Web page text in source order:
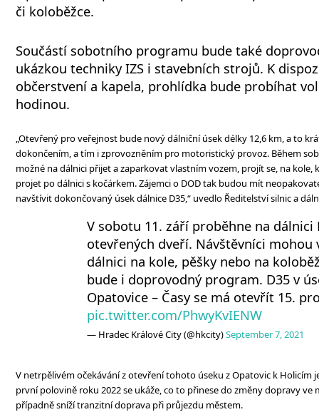
či koloběžce.
Součástí sobotního programu bude také
ukázkou techniky IZS i stavebních strojů. K
občerstvení a kapela, prohlídka bude probíhat
hodinou.
„Otevřený pro veřejnost bude nový dálniční úsek délky 12,6 km, a to
dokončením, a tím i zprovozněním pro motoristický provoz. Během
možné na dálnici přijet a zaparkovat vlastním vozem, projít se, na kole,
projet po dálnici s kočárkem. Zájemci o DOD tak budou mít
navštívit dokončovaný úsek dálnice D35,“ uvedlo Ředitelství silnic a
V sobotu 11. září proběhne na dálnici
otevřených dveří. Návštěvníci mohou
dálnici na kole, pěšky nebo na
bude i doprovodný program. D35 v
Opatovice – Časy se má otevřít 15.
pic.twitter.com/PhwyKvIENW
— Hradec Králové City (@hkcity)September 7, 2021
V netrpělivém očekávání z otevření tohoto úseku z Opatovic k Holicím
první polovině roku 2022 se ukáže, co to přinese do změny dopravy ve
případně sníží tranzitní doprava při průjezdu městem.